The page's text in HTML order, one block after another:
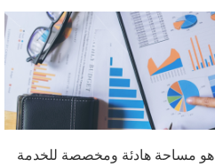
هو مساحة هادئة ومخصصة للخدمة